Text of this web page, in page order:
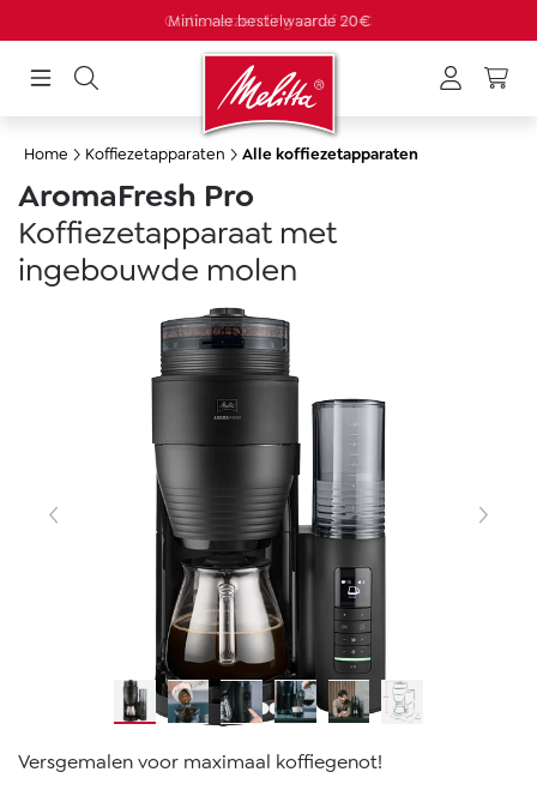
Gratis verzending vanaf 50 €
Home Koffiezetapparaten Alle koffiezetapparaten
AromaFresh Pro
Koffiezetapparaat met
ingebouwde molen
Afbeeldingengalerij overslaan
Versgemalen voor maximaal koffiegenot!